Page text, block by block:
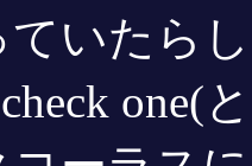
ていたら
one(